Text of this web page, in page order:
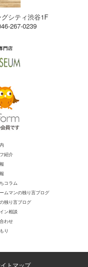
シティ渋谷1F
267-0239
紹介
コラム
ムマンの独り言ブログ
独り言ブログ
ン相談
わせ
り
トマップ